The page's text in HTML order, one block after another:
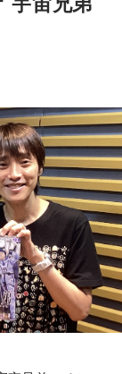
通い、プラネ
思い出から始
誕生日に天体望
おいでよ」と
そうです。
遠鏡で眺めた
目を輝かせなが